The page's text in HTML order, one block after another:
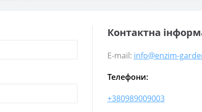
Контактна
E-mail: info@enzim-
Телефони:
+380989009003